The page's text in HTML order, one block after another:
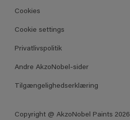
Produkter
Cookies
Cookie settings
Privatlivspolitik
Andre AkzoNobel-sider
Tilgængelighedserklæring
Copyright @ AkzoNobel Paints 2026